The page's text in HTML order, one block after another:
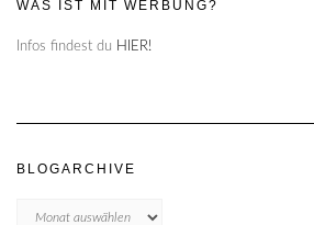
WAS IST MIT WERBUNG?
Infos findest du HIER!
BLOGARCHIVE